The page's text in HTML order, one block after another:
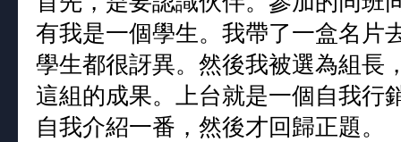
有我是一個學生。我帶了一盒名片
學生都很訝異。然後我被選為組長
這組的成果。上台就是一個自我行
自我介紹一番，然後才回歸正題。